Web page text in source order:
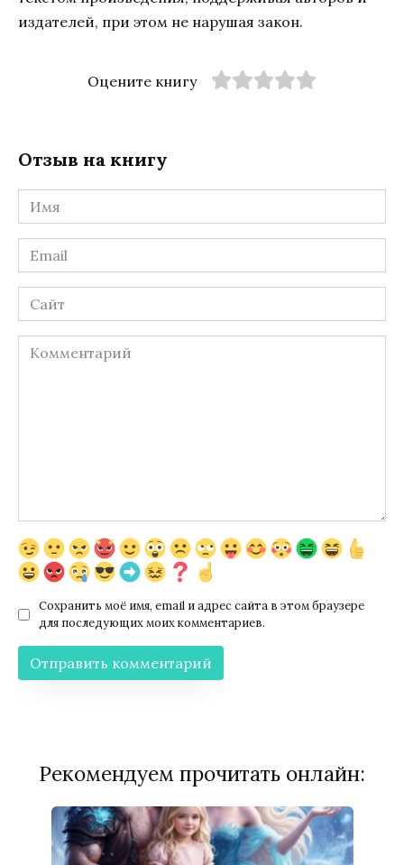
издателей, при этом не нарушая закон.
Оцените книгу
Отзыв на книгу
Имя
*
Email
*
Сайт
Комментарий
Сохранить моё имя, email и адрес сайта в этом браузере
для последующих моих комментариев.
Рекомендуем прочитать онлайн: